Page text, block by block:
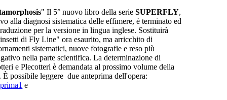
" Il 5° nuovo libro della serieSUPERFLY,
alla diagnosi sistematica delle effimere, è terminato ed
per la versione in lingua inglese. Sostituirà
di Fly Line" ora esaurito, ma arricchito di
sistematici, nuove fotografie e reso più
nella parte scientifica. La determinazione di
e Plecotteri è demandata al prossimo volume della
È possibile leggere due anteprima dell'opera:
e